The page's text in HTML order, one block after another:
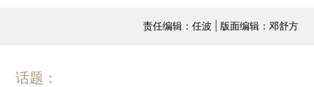
责任编辑：任波 | 版面编辑：邓舒方
话题：